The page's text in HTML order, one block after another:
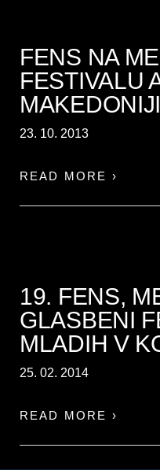
FENS NA
FESTIVALU
MAKEDONIJI
23. 10. 2013
READ MORE ›
19. FENS,
GLASBENI
MLADIH V
25. 02. 2014
READ MORE ›